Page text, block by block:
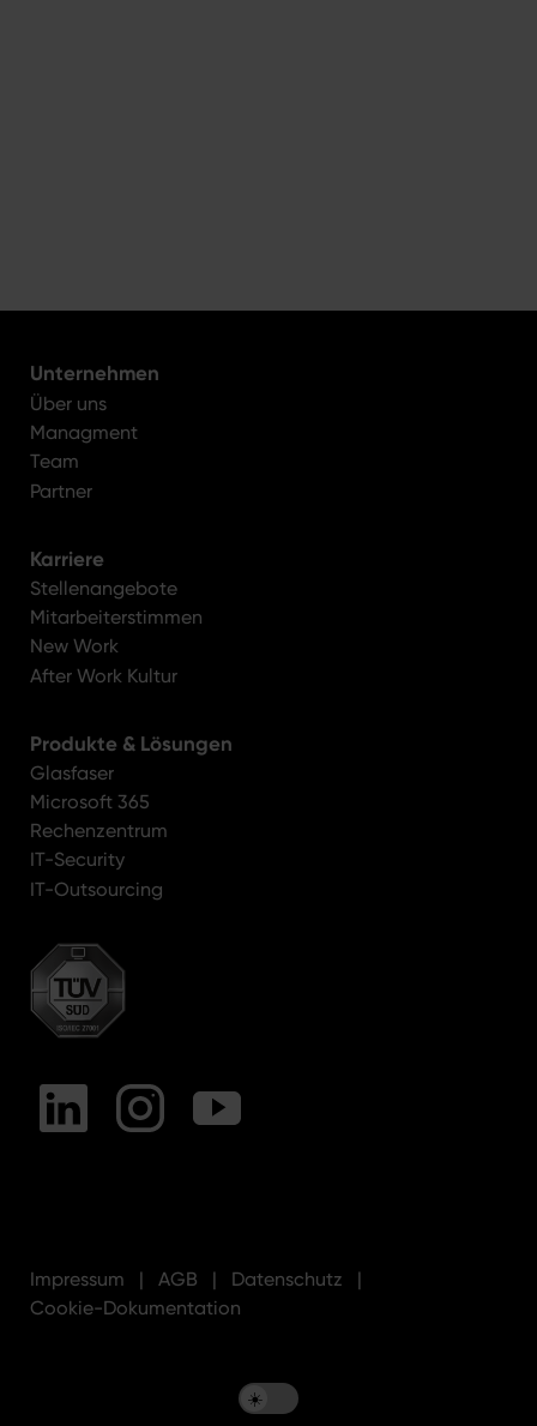
Unternehmen
Über uns
Managment
Team
Partner
Karriere
Stellenangebote
Mitarbeiterstimmen
New Work
After Work Kultur
Produkte & Lösungen
Glasfaser
Microsoft 365
Rechenzentrum
IT-Security
IT-Outsourcing
Impressum AGB
Datenschutz
Cookie-Dokumentation
Toggle dark mode